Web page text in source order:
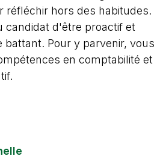
réfléchir hors des habitudes.
candidat d'être proactif et
battant. Pour y parvenir, vous
en comptabilité et